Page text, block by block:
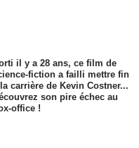
il y a 28 ans, ce film de
fiction a failli mettre fin
carrière de Kevin Costner...
son pire échec au
office !